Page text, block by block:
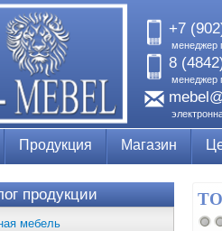
+7
менеджер
8
менеджер
Продукция Магазин
продукции
мебель